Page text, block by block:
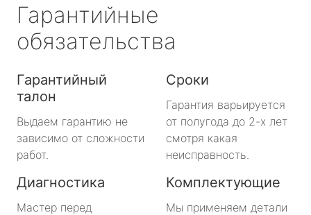
Гарантийные
обязательства
Гарантийный
талон
Выдаем гарантию не
зависимо от сложности
работ.
Сроки
Гарантия варьируется
от полугода до 2-х лет
смотря какая
неисправность.
Диагностика
Мастер перед
Комплектующие
Мы применяем детали